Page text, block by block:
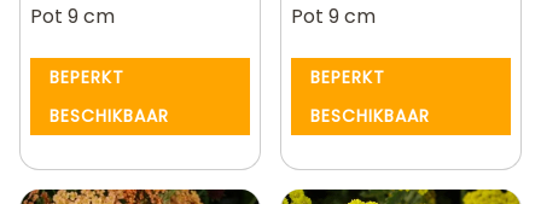
Pot 9 cm
BEPERKT
BESCHIKBAAR
Pot 9 cm
BEPERKT
BESCHIKBAAR